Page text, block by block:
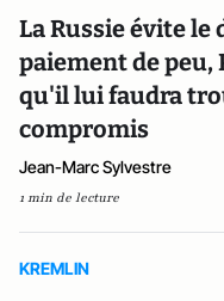
La Russie évite le
paiement de peu,
qu'il lui faudra
compromis
Jean-Marc Sylvestre
1 min de lecture
KREMLIN